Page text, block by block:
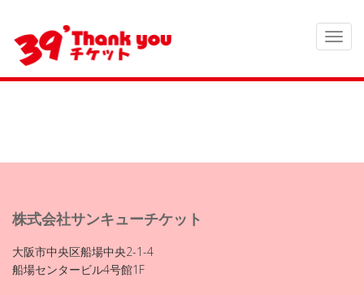
株式会社サンキューチケット
大阪市中央区船場中央2-1-4
船場センタービル4号館1F